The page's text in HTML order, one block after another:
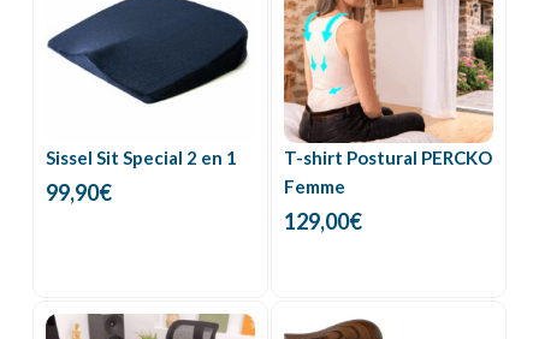
Sissel Sit Special 2 en 1
99,90€
T-shirt Postural PERCKO
Femme
129,00€